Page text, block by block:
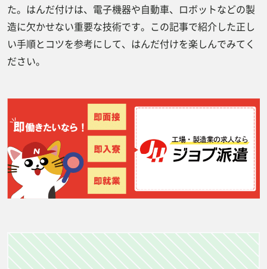
た。はんだ付けは、電子機器や自動車、ロボットなどの製
造に欠かせない重要な技術です。この記事で紹介した正し
い手順とコツを参考にして、はんだ付けを楽しんでみてく
ださい。